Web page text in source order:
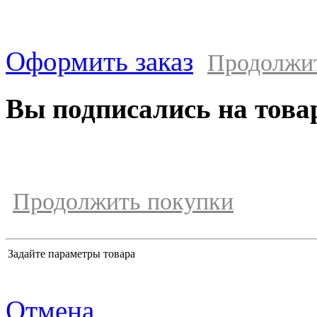
Оформить заказ
Вы подписались на
Продолжить покупки
Задайте параметры товара
Отмена